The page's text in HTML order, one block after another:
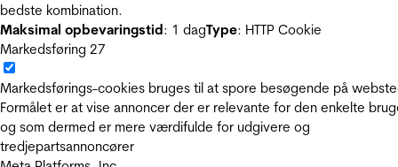
bedste kombination.
Maksimal opbevaringstid: 1 dagType: HTTP Cookie
Markedsføring 27
Markedsførings-cookies bruges til at spore besøgende på
Formålet er at vise annoncer der er relevante for den enkelte
og som dermed er mere værdifulde for udgivere og
tredjepartsannoncører